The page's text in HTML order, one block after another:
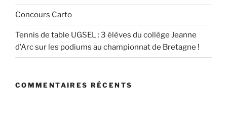
Concours Carto
Tennis de table UGSEL : 3 élèves du collège Jeanne
d’Arc sur les podiums au championnat de Bretagne !
COMMENTAIRES RÉCENTS